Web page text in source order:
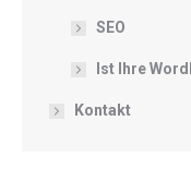
SEO
Ist Ihre
Kontakt